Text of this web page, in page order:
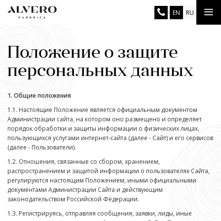
Перейти
EN RU
Положение о защите
персональных данных
1. Общие положения
1.1. Настоящие Положение является официальным документом
Администрации сайта, на котором оно размещено и определяет
порядок обработки и защиты информации о физических лицах,
пользующихся услугами интернет-сайта (далее - Сайт) и его сервисов
(далее - Пользователи).
1.2. Отношения, связанные со сбором, хранением,
распространением и защитой информации о пользователях Сайта,
регулируются настоящим Положением, иными официальными
документами Администрации Сайта и действующим
законодательством Российской Федерации.
1.3. Регистрируясь, отправляя сообщения, заявки, лиды, иные